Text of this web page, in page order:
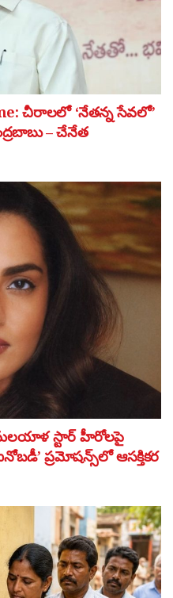
చీరాలలో ‘నేతన్న సేవలో’
– చేనేత
స్టార్ హీరోలపై
ప్రమోషన్స్‌లో ఆసక్తికర